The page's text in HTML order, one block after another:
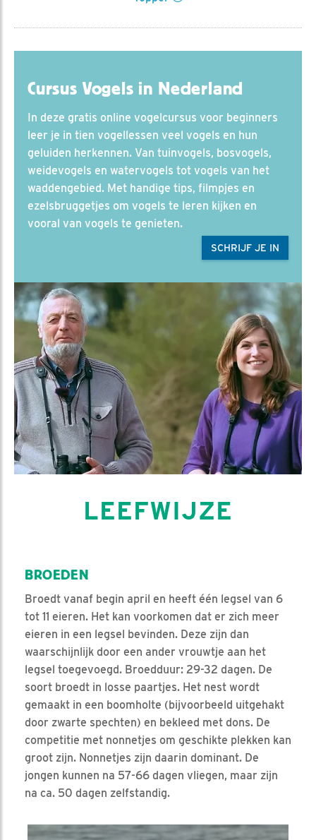
Cursus Vogels in Nederland
In deze gratis online vogelcursus voor beginners
leer je in tien vogellessen veel vogels en hun
geluiden herkennen. Van tuinvogels, bosvogels,
weidevogels en watervogels tot vogels van het
waddengebied. Met handige tips, filmpjes en
ezelsbruggetjes om vogels te leren kijken en
vooral van vogels te genieten.
SCHRIJF JE IN
LEEFWIJZE
BROEDEN
Broedt vanaf begin april en heeft één legsel van 6
tot 11 eieren. Het kan voorkomen dat er zich meer
eieren in een legsel bevinden. Deze zijn dan
waarschijnlijk door een ander vrouwtje aan het
legsel toegevoegd. Broedduur: 29-32 dagen. De
soort broedt in losse paartjes. Het nest wordt
gemaakt in een boomholte (bijvoorbeeld uitgehakt
door zwarte spechten) en bekleed met dons. De
competitie met nonnetjes om geschikte plekken kan
groot zijn. Nonnetjes zijn daarin dominant. De
jongen kunnen na 57-66 dagen vliegen, maar zijn
na ca. 50 dagen zelfstandig.
Video in nieuw venster openen